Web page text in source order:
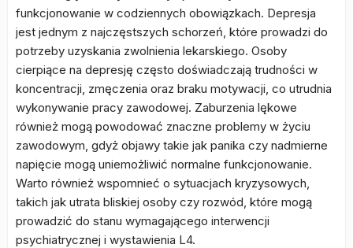
funkcjonowanie w codziennych obowiązkach. Depresja
jest jednym z najczęstszych schorzeń, które prowadzi do
potrzeby uzyskania zwolnienia lekarskiego. Osoby
cierpiące na depresję często doświadczają trudności w
koncentracji, zmęczenia oraz braku motywacji, co utrudnia
wykonywanie pracy zawodowej. Zaburzenia lękowe
również mogą powodować znaczne problemy w życiu
zawodowym, gdyż objawy takie jak panika czy nadmierne
napięcie mogą uniemożliwić normalne funkcjonowanie.
Warto również wspomnieć o sytuacjach kryzysowych,
takich jak utrata bliskiej osoby czy rozwód, które mogą
prowadzić do stanu wymagającego interwencji
psychiatrycznej i wystawienia L4.